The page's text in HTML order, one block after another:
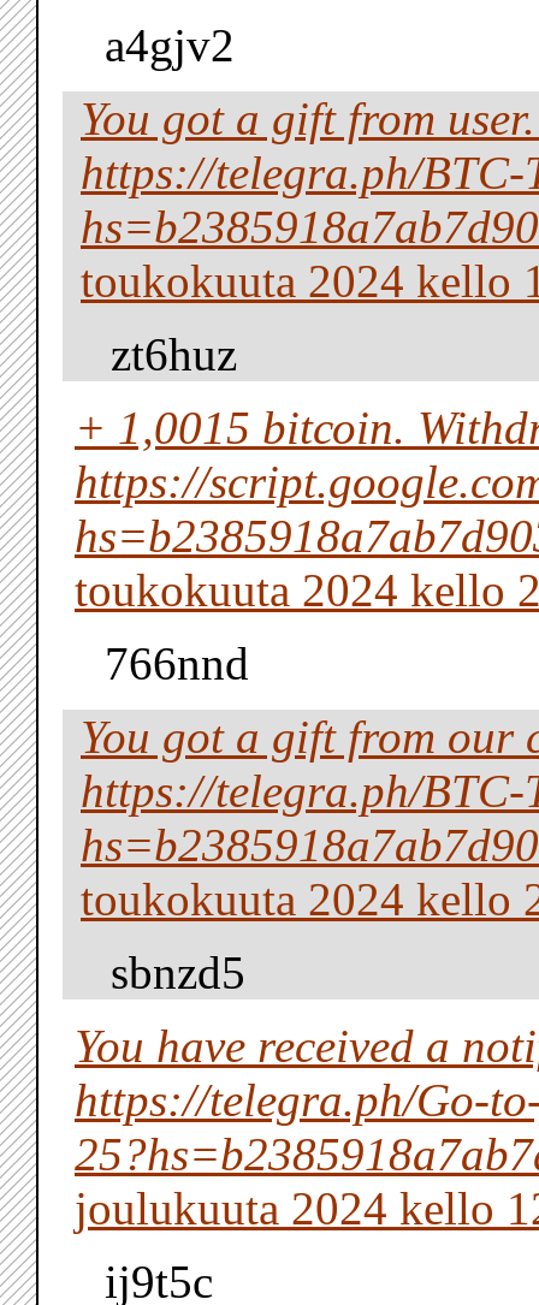
a4gjv2
You got a gift from
https://telegra.ph/
toukokuuta 2024 kello
zt6huz
+ 1,0015 bitсоin.
https://
toukokuuta 2024 kello
766nnd
You got a gift from our
https://telegra.ph/
toukokuuta 2024 kello
sbnzd5
You have received a
https://telegra.ph/Go-
joulukuuta 2024 kello
ij9t5c